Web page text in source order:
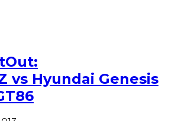
vs Hyundai Genesis